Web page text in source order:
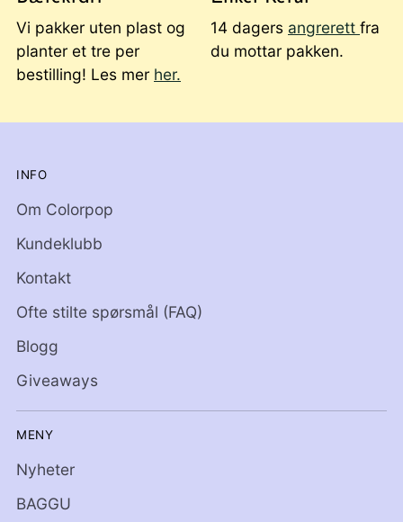
Vi pakker uten plast og
planter et tre per
bestilling! Les mer her.
14 dagers angrerett fra
du mottar pakken.
INFO
Om Colorpop
Kundeklubb
Kontakt
Ofte stilte spørsmål (FAQ)
Blogg
Giveaways
MENY
Nyheter
BAGGU